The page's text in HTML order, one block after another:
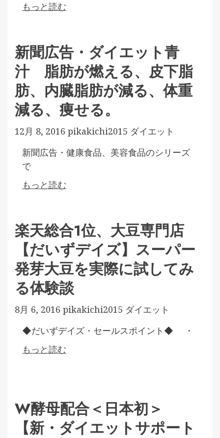
もっと読む
新聞広告・ダイエット青
汁 脂肪が燃える、皮下脂
肪、内臓脂肪が減る、体重
減る、痩せる。
12月 8, 2016 pikakichi2015 ダイエット
新聞広告・健康食品、美容食品のシリーズ
で
もっと読む
楽天総合1位、大豆専門店
【だいずデイズ】スーパー
発芽大豆を実際に試してみ
る体験談
8月 6, 2016 pikakichi2015 ダイエット
◆だいずデイズ・セールスポイント◆ ・
もっと読む
W酵母配合＜日本初＞
【新・ダイエットサポート